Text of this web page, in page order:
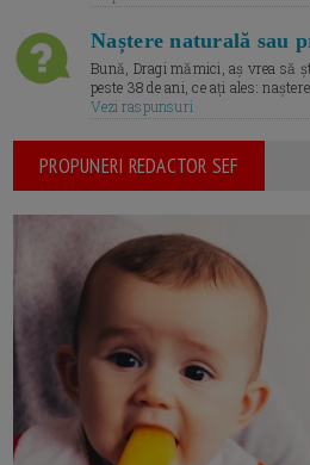
Naștere naturală sau
Bună, Dragi mămici, aș vrea să
peste 38 de ani, ce ați ales:
Vezi raspunsuri
PROPUNERI REDACTOR SEF